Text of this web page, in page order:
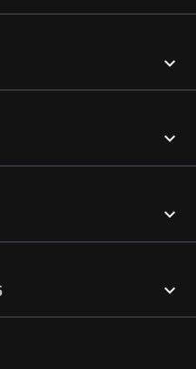



